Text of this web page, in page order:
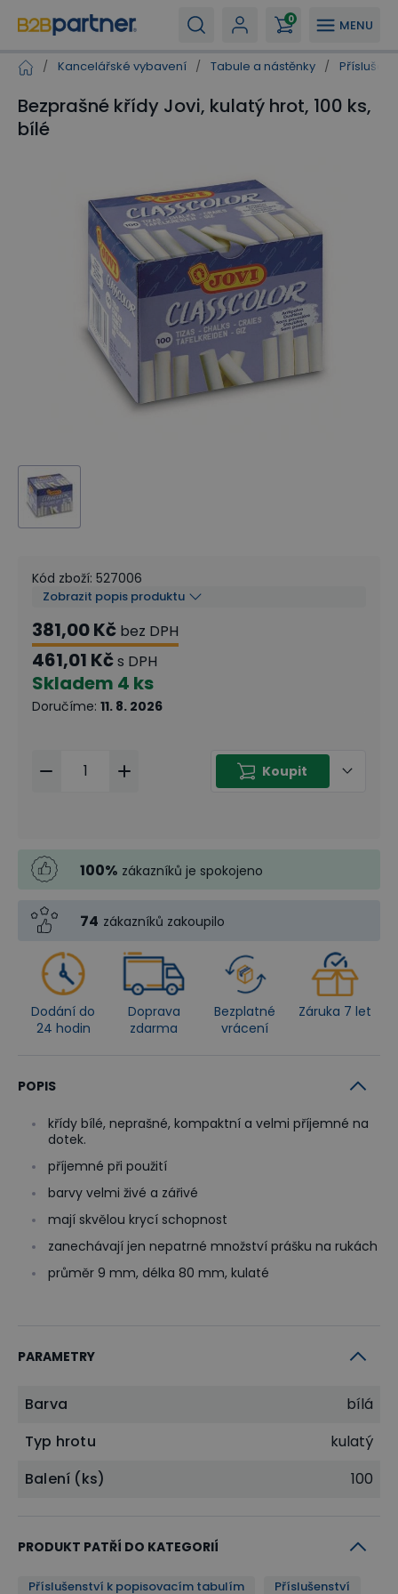
MENU
0
/ Kancelářské vybavení / Tabule a nástěnky /
Bezprašné křídy Jovi, kulatý hrot, 100 ks,
bílé
Kód zboží: 527006
Zobrazit popis produktu
381,00 Kč bez DPH
461,01 Kčs DPH
Skladem 4 ks
Doručíme: 11. 8. 2026
Koupit
100% zákazníků je spokojeno
74 zákazníků zakoupilo
Dodání do
24 hodin
Doprava
zdarma
Bezplatné
vrácení
Záruka 7 let
POPIS
křídy bílé, neprašné, kompaktní a velmi příjemné na
dotek.
příjemné při použití
barvy velmi živé a zářivé
mají skvělou krycí schopnost
zanechávají jen nepatrné množství prášku na rukách
průměr 9 mm, délka 80 mm, kulaté
PARAMETRY
Barva
bílá
Typ hrotu
kulatý
Balení (ks)
100
PRODUKT PATŘÍ DO KATEGORIÍ
Příslušenství k popisovacím tabulím Příslušenství